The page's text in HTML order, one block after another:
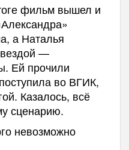
фильм вышел и
а Наталья
—
Ей прочили
во ВГИК,
Казалось, всё
сценарию.
невозможно